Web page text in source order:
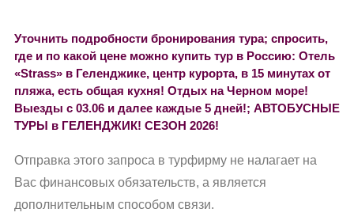
Уточнить подробности бронирования тура; спросить,
где и по какой цене можно купить тур в Россию: Отель
«Strass» в Геленджике, центр курорта, в 15 минутах от
пляжа, есть общая кухня! Отдых на Черном море!
Выезды с 03.06 и далее каждые 5 дней!; АВТОБУСНЫЕ
ТУРЫ в ГЕЛЕНДЖИК! СЕЗОН 2026!
Отправка этого запроса в турфирму не налагает на
Вас финансовых обязательств, а является
дополнительным способом связи.